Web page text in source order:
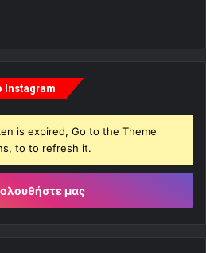
Instagram
is expired, Go to the Theme
to to refresh it.
μας